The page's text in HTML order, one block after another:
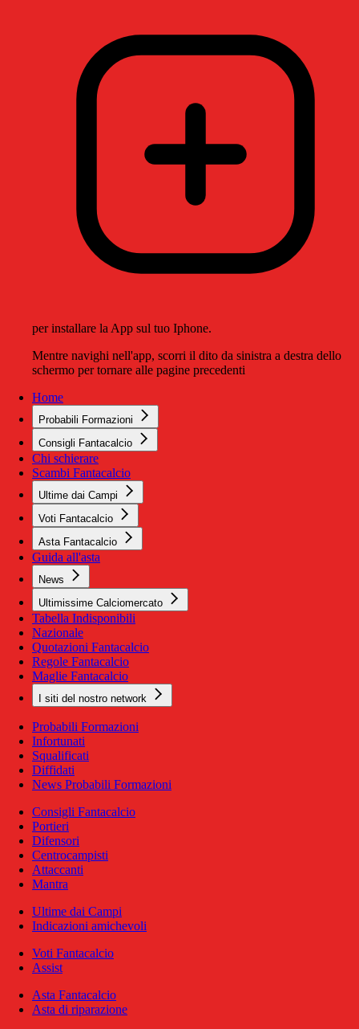
per installare la App sul tuo Iphone.
Mentre navighi nell'app, scorri il dito da sinistra a destra dello
schermo per tornare alle pagine precedenti
Home
Probabili Formazioni
Consigli Fantacalcio
Chi schierare
Scambi Fantacalcio
Ultime dai Campi
Voti Fantacalcio
Asta Fantacalcio
Guida all'asta
News
Ultimissime Calciomercato
Tabella Indisponibili
Nazionale
Quotazioni Fantacalcio
Regole Fantacalcio
Maglie Fantacalcio
I siti del nostro network
Probabili Formazioni
Infortunati
Squalificati
Diffidati
News Probabili Formazioni
Consigli Fantacalcio
Portieri
Difensori
Centrocampisti
Attaccanti
Mantra
Ultime dai Campi
Indicazioni amichevoli
Voti Fantacalcio
Assist
Asta Fantacalcio
Asta di riparazione